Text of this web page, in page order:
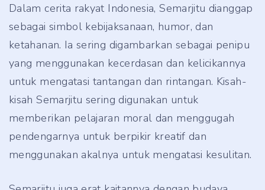
Dalam cerita rakyat Indonesia, Semarjitu dianggap
sebagai simbol kebijaksanaan, humor, dan
ketahanan. Ia sering digambarkan sebagai penipu
yang menggunakan kecerdasan dan kelicikannya
untuk mengatasi tantangan dan rintangan. Kisah-
kisah Semarjitu sering digunakan untuk
memberikan pelajaran moral dan menggugah
pendengarnya untuk berpikir kreatif dan
menggunakan akalnya untuk mengatasi kesulitan.